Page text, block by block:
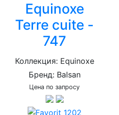
Equinoxe
Terre cuite -
747
Коллекция: Equinoxe
Бренд: Balsan
Цена по запросу